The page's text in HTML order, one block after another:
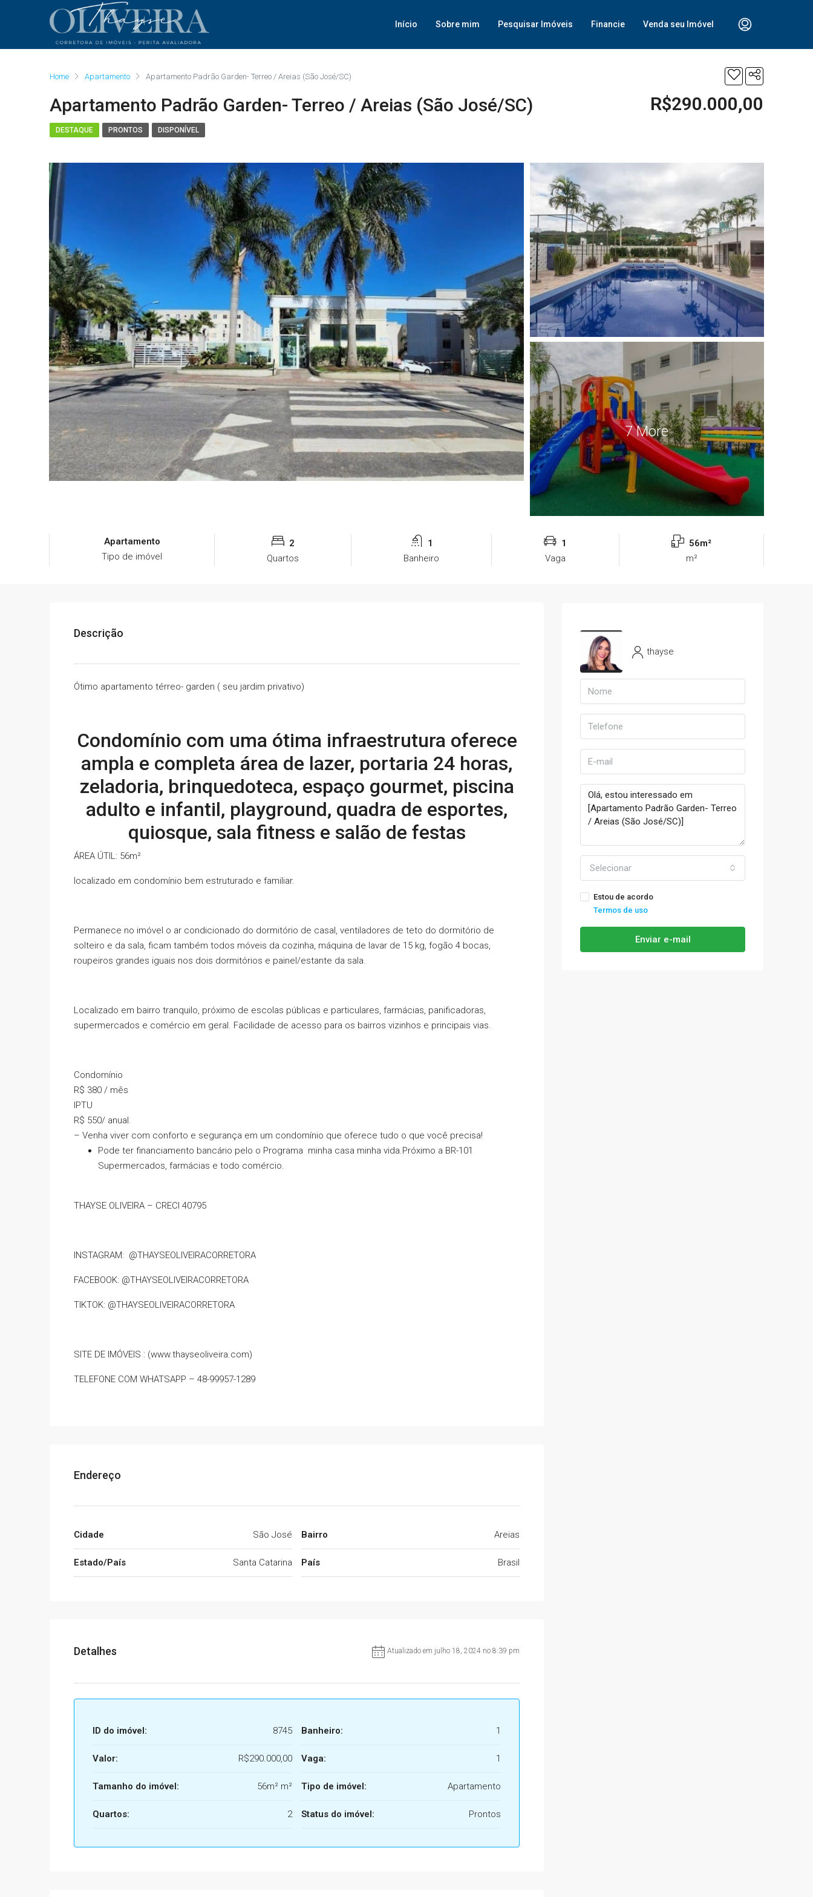
Início Sobre mim Pesquisar Imóveis Financie Venda seu Imóvel
Home Apartamento Apartamento Padrão Garden- Terreo / Areias (São José/SC)
Apartamento Padrão Garden- Terreo / Areias (São José/SC) R$290.000,00
DESTAQUE PRONTOS DISPONÍVEL
7 More
Apartamento
Tipo de imóvel
2
Quartos
1
Banheiro
1
Vaga
56m²
m²
Descrição
Ótimo apartamento térreo- garden ( seu jardim privativo)
Condomínio com uma ótima infraestrutura oferece
ampla e completa área de lazer, portaria 24 horas,
zeladoria, brinquedoteca, espaço gourmet, piscina
adulto e infantil, playground, quadra de esportes,
quiosque, sala fitness e salão de festas
ÁREA ÚTIL: 56m²
localizado em condomínio bem estruturado e familiar.
Permanece no imóvel o ar condicionado do dormitório de casal, ventiladores de teto do dormitório de
solteiro e da sala, ficam também todos móveis da cozinha, máquina de lavar de 15 kg, fogão 4 bocas,
roupeiros grandes iguais nos dois dormitórios e painel/estante da sala.
Localizado em bairro tranquilo, próximo de escolas públicas e particulares, farmácias, panificadoras,
supermercados e comércio em geral. Facilidade de acesso para os bairros vizinhos e principais vias.
Condomínio
R$ 380 / mês
IPTU
R$ 550/ anual.
– Venha viver com conforto e segurança em um condomínio que oferece tudo o que você precisa!
Pode ter financiamento bancário pelo o Programa minha casa minha vida.Próximo a BR-101
Supermercados, farmácias e todo comércio.
THAYSE OLIVEIRA – CRECI 40795
INSTAGRAM: @THAYSEOLIVEIRACORRETORA
FACEBOOK: @THAYSEOLIVEIRACORRETORA
TIKTOK: @THAYSEOLIVEIRACORRETORA
SITE DE IMÓVEIS : (www.thayseoliveira.com)
TELEFONE COM WHATSAPP – 48-99957-1289
Endereço
Cidade São José
Estado/País Santa Catarina
Bairro Areias
País Brasil
Detalhes Atualizado em julho 18, 2024 no 8:39 pm
ID do imóvel: 8745
Valor: R$290.000,00
Tamanho do imóvel: 56m² m²
Quartos: 2
Banheiro: 1
Vaga: 1
Tipo de imóvel: Apartamento
Status do imóvel: Prontos
thayse
Selecionar
Estou de acordo
Termos de uso
Enviar e-mail